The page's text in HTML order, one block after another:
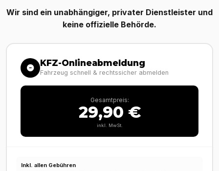
Wir sind ein unabhängiger, privater Dienstleister und
keine offizielle Behörde.
KFZ-Onlineabmeldung
Fahrzeug schnell & rechtssicher abmelden
Gesamtpreis:
29,90 €
inkl. MwSt.
Inkl. allen Gebühren